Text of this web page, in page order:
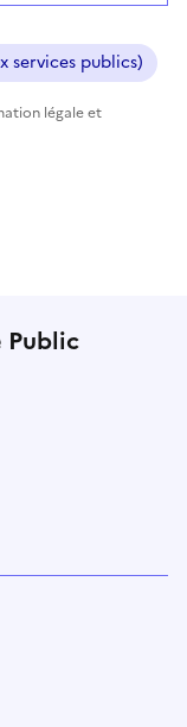
services publics)
légale et
Public